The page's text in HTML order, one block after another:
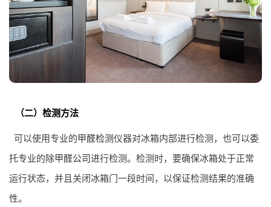
（二）检测方法
可以使用专业的甲醛检测仪器对冰箱内部进行检测，也可以委
托专业的除甲醛公司进行检测。检测时，要确保冰箱处于正常
运行状态，并且关闭冰箱门一段时间，以保证检测结果的准确
性。